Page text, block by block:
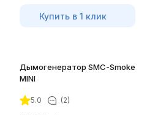
Купить в 1 клик
Дымогенератор SMC-Smoke
MINI
5.0 (2)